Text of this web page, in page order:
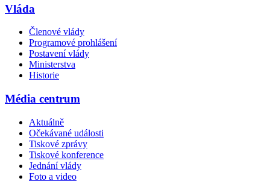
Vláda
Členové vlády
Programové prohlášení
Postavení vlády
Ministerstva
Historie
Média centrum
Aktuálně
Očekávané události
Tiskové zprávy
Tiskové konference
Jednání vlády
Foto a video